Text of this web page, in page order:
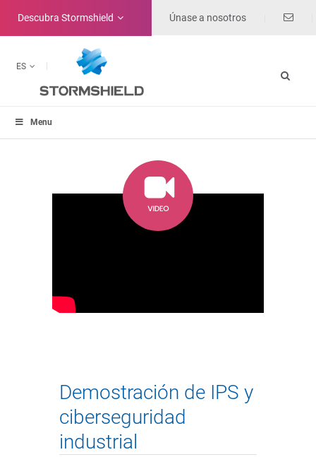
Descubra Stormshield Únase a nosotros
ES
Menu
Demostración de IPS y
ciberseguridad
industrial